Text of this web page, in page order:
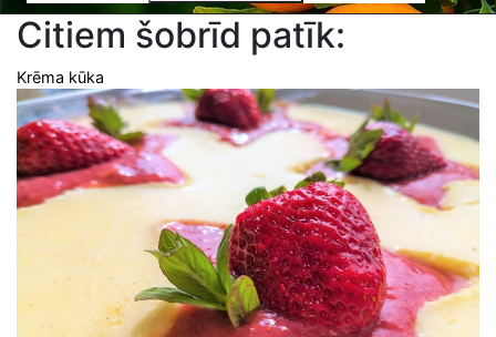
Citiem šobrīd patīk:
Krēma kūka